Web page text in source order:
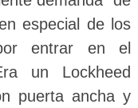
especial de los
entrar en el
un Lockheed
puerta ancha y